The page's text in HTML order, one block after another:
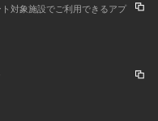
対象施設でご利用できるアプ